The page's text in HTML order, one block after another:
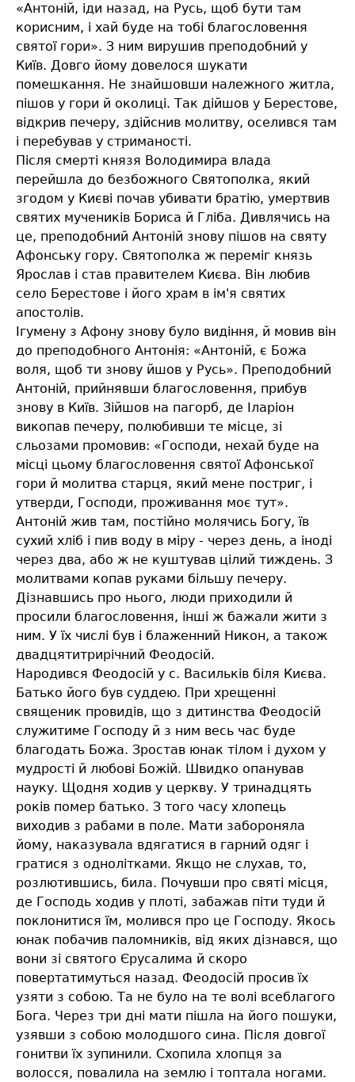
«Антоній, іди назад, на Русь, щоб бути там
корисним, і хай буде на тобі благословення
святої гори». З ним вирушив преподобний у
Київ. Довго йому довелося шукати
помешкання. Не знайшовши належного житла,
пішов у гори й околиці. Так дійшов у Берестове,
відкрив печеру, здійснив молитву, оселився там
і перебував у стриманості.
Після смерті князя Володимира влада
перейшла до безбожного Святополка, який
згодом у Києві почав убивати братію, умертвив
святих мучеників Бориса й Гліба. Дивлячись на
це, преподобний Антоній знову пішов на святу
Афонську гору. Святополка ж переміг князь
Ярослав і став правителем Києва. Він любив
село Берестове і його храм в ім'я святих
апостолів.
Ігумену з Афону знову було видіння, й мовив він
до преподобного Антонія: «Антоній, є Божа
воля, щоб ти знову йшов у Русь». Преподобний
Антоній, прийнявши благословення, прибув
знову в Київ. Зійшов на пагорб, де Іларіон
викопав печеру, полюбивши те місце, зі
сльозами промовив: «Господи, нехай буде на
місці цьому благословення святої Афонської
гори й молитва старця, який мене постриг, і
утверди, Господи, проживання моє тут».
Антоній жив там, постійно молячись Богу, їв
сухий хліб і пив воду в міру - через день, а іноді
через два, або ж не куштував цілий тиждень. З
молитвами копав руками більшу печеру.
Дізнавшись про нього, люди приходили й
просили благословення, інші ж бажали жити з
ним. У їх числі був і блаженний Никон, а також
двадцятитрирічний Феодосій.
Народився Феодосій у с. Васильків біля Києва.
Батько його був суддею. При хрещенні
священик провидів, що з дитинства Феодосій
служитиме Господу й з ним весь час буде
благодать Божа. Зростав юнак тілом і духом у
мудрості й любові Божій. Швидко опанував
науку. Щодня ходив у церкву. У тринадцять
років помер батько. З того часу хлопець
виходив з рабами в поле. Мати забороняла
йому, наказувала вдягатися в гарний одяг і
гратися з однолітками. Якщо не слухав, то,
розлютившись, била. Почувши про святі місця,
де Господь ходив у плоті, забажав піти туди й
поклонитися їм, молився про це Господу. Якось
юнак побачив паломників, від яких дізнався, що
вони зі святого Єрусалима й скоро
повертатимуться назад. Феодосій просив їх
узяти з собою. Та не було на те волі всеблагого
Бога. Через три дні мати пішла на його пошуки,
узявши з собою молодшого сина. Після довгої
гонитви їх зупинили. Схопила хлопця за
волосся, повалила на землю і топтала ногами.